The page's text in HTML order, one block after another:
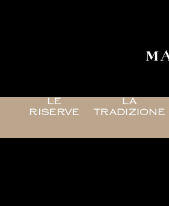
LE
RISERVE
LA
TRADIZIONE